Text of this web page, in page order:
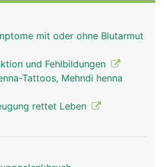
sind für die Beugung und
zuständig und
Hebung und Senkung der
im Knie.
mit oder ohne Blutarmut
und Fehlbildungen
Tattoos, Mehndi henna
rettet Leben